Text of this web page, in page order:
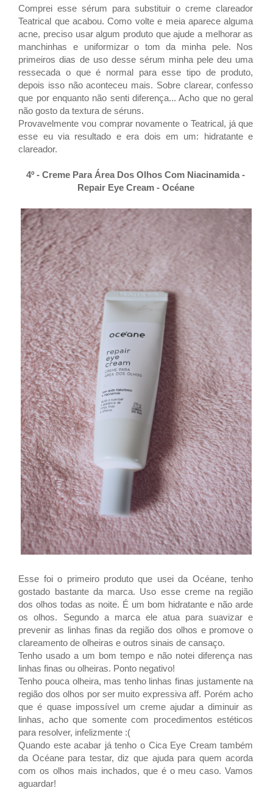
Comprei esse sérum para substituir o creme clareador
Teatrical que acabou. Como volte e meia aparece alguma
acne, preciso usar algum produto que ajude a melhorar as
manchinhas e uniformizar o tom da minha pele. Nos
primeiros dias de uso desse sérum minha pele deu uma
ressecada o que é normal para esse tipo de produto,
depois isso não aconteceu mais. Sobre clarear, confesso
que por enquanto não senti diferença... Acho que no geral
não gosto da textura de séruns.
Provavelmente vou comprar novamente o Teatrical, já que
esse eu via resultado e era dois em um: hidratante e
clareador.
4º - Creme Para Área Dos Olhos Com Niacinamida -
Repair Eye Cream - Océane
Esse foi o primeiro produto que usei da Océane, tenho
gostado bastante da marca. Uso esse creme na região
dos olhos todas as noite. É um bom hidratante e não arde
os olhos. Segundo a marca ele atua para suavizar e
prevenir as linhas finas da região dos olhos e promove o
clareamento de olheiras e outros sinais de cansaço.
Tenho usado a um bom tempo e não notei diferença nas
linhas finas ou olheiras. Ponto negativo!
Tenho pouca olheira, mas tenho linhas finas justamente na
região dos olhos por ser muito expressiva aff. Porém acho
que é quase impossível um creme ajudar a diminuir as
linhas, acho que somente com procedimentos estéticos
para resolver, infelizmente :(
Quando este acabar já tenho o Cica Eye Cream também
da Océane para testar, diz que ajuda para quem acorda
com os olhos mais inchados, que é o meu caso. Vamos
aguardar!